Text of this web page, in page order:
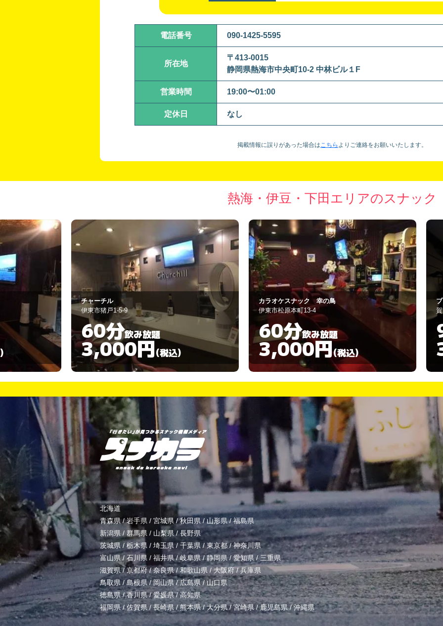
電話番号 090-1425-5595
所在地
〒413-0015
静岡県熱海市中央町10-2 中林ビル１F
営業時間 19:00〜01:00
定休日 なし
掲載情報に誤りがあった場合はこちら より ご連絡をお願いいたします。
熱海・伊豆・下田エリアのスナック
チャーチル
伊東市猪戸1-5-9
60分飲み放題
3,000円(税込)
カラオケスナック 幸の鳥
伊東市松原本町13-4
60分飲み放題
3,000円(税込)
北海道
青森県/岩手県 / 宮城県 /秋田県 /山形県/福島県
新潟県 / 群馬県 / 山梨県/長野県
茨城県 / 栃木県 / 埼玉県/ 千葉県 /東京都/神奈川県
富山県/ 石川県 / 福井県/岐阜県/静岡県/ 愛知県 / 三重県
滋賀県/京都府/奈良県/和歌山県 /大阪府/兵庫県
鳥取県/島根県/岡山県/広島県/山口県
徳島県/香川県/愛媛県/高知県
福岡県/佐賀県/長崎県 /熊本県/大分県/宮崎県/鹿児島県/沖縄県